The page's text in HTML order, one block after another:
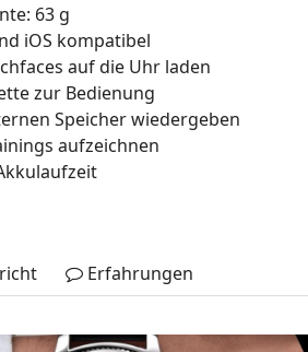
63 g
iOS kompatibel
auf die Uhr laden
zur Bedienung
Speicher wiedergeben
aufzeichnen
Erfahrungen